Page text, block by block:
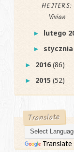
Vivian
► lutego
►
► 2016(86)
► 2015(52)
Translate
Translate